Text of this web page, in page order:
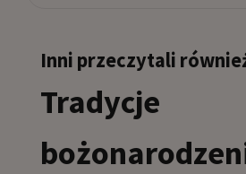
Inni przeczytali
Tradycje